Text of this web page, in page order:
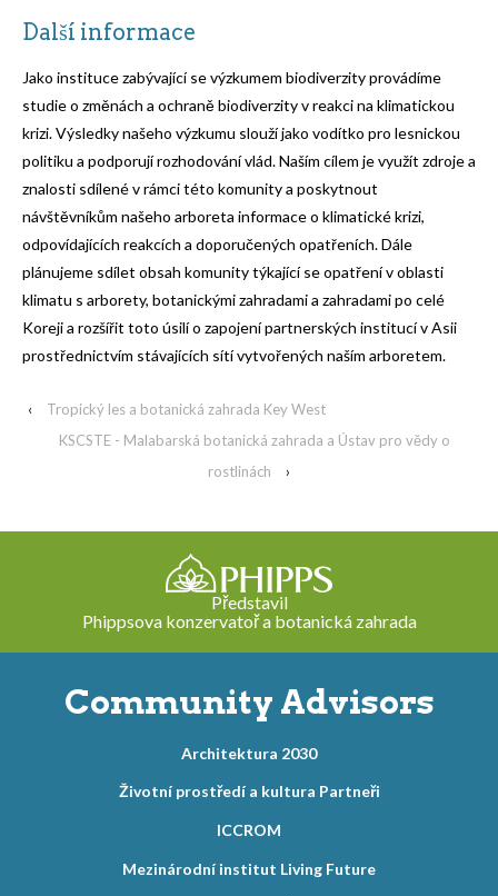
Další informace
Jako instituce zabývající se výzkumem biodiverzity provádíme
studie o změnách a ochraně biodiverzity v reakci na klimatickou
krizi. Výsledky našeho výzkumu slouží jako vodítko pro lesnickou
politiku a podporují rozhodování vlád. Naším cílem je využít zdroje a
znalosti sdílené v rámci této komunity a poskytnout
návštěvníkům našeho arboreta informace o klimatické krizi,
odpovídajících reakcích a doporučených opatřeních. Dále
plánujeme sdílet obsah komunity týkající se opatření v oblasti
klimatu s arborety, botanickými zahradami a zahradami po celé
Koreji a rozšířit toto úsilí o zapojení partnerských institucí v Asii
prostřednictvím stávajících sítí vytvořených naším arboretem.
‹
Tropický les a botanická zahrada Key West
KSCSTE - Malabarská botanická zahrada a Ústav pro vědy o
rostlinách
›
Představil
Phippsova konzervatoř a botanická zahrada
Community Advisors
Architektura 2030
Životní prostředí a kultura Partneři
ICCROM
Mezinárodní institut Living Future